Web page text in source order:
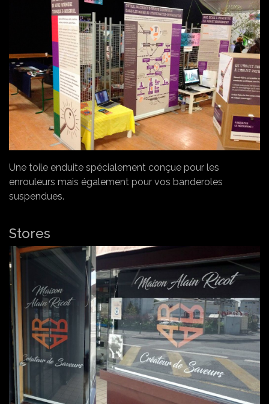
Une toile enduite spécialement conçue pour les
enrouleurs mais également pour vos banderoles
suspendues.
Stores